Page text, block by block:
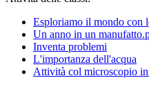
Esploriamo il mondo con
Un anno in un
Inventa problemi
L'importanza dell'acqua
Attività col microscopio in